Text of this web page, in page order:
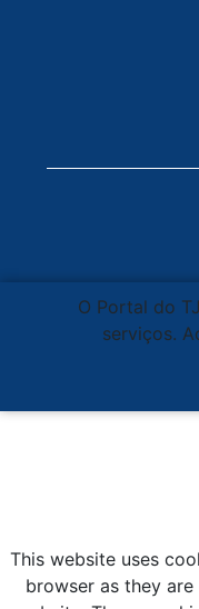
O Portal do
serviços.
This website uses
browser as they